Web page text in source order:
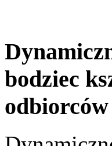
bodziec
odbiorców